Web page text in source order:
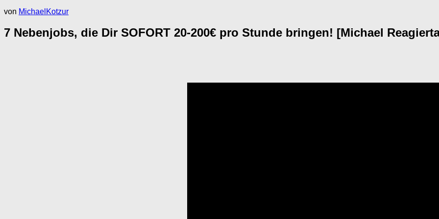
von MichaelKotzur
7 Nebenjobs, die Dir SOFORT 20-200€ pro Stunde bringen! [Michael